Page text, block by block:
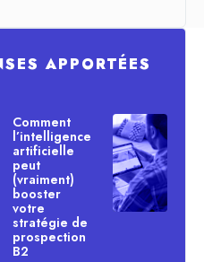
APPORTÉES
Comment
l’intelligence
artificielle
peut
(vraiment)
booster
votre
stratégie de
prospection
B2